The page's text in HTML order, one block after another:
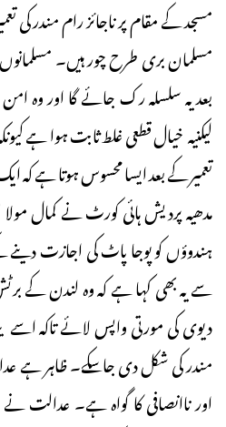
مسجد کے مقام پر ناجائز رام مندر
مسلمان بری طرح چور ہیں۔
بعد یہ سلسلہ رک جائے گا اور وہ
لیکنیہ خیال قطعی غلط ثابت ہوا ہے
تعمیر کے بعد ایسا محسوس ہوتا ہے کہ
مدھیہ پردیش ہائی کورٹ نے کمال
ہندوؤں کو پوجا پاٹ کی اجازت
سے یہ بھی کہا ہے کہ وہ لندن کے
دیوی کی مورتی واپس لائے تاکہ
مندر کی شکل دی جاسکے۔ ظاہر ہے
اور ناانصافی کا گواہ ہے۔ عدالت نے